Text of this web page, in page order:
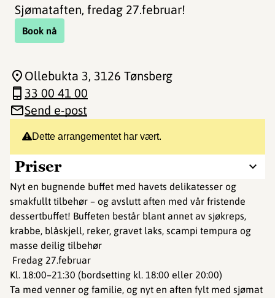
Sjømataften, fredag 27.februar!
Book nå
Dette arrangementet har vært.
Priser
Nyt en bugnende buffet med havets delikatesser og
smakfullt tilbehør – og avslutt aften med vår fristende
dessertbuffet! Buffeten består blant annet av sjøkreps,
krabbe, blåskjell, reker, gravet laks, scampi tempura og
masse deilig tilbehør
️ Fredag 27.februar
Kl. 18:00–21:30 (bordsetting kl. 18:00 eller 20:00)
Ta med venner og familie, og nyt en aften fylt med sjømat
Ollebukta 3, 3126 Tønsberg
33 00 41 00
Send e-post